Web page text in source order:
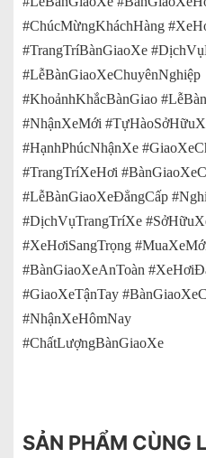
#ChúcMừngKháchHàng
#TrangTríBànGiaoXe
#LễBànGiaoXeChuyênNghiệp
#KhoảnhKhắcBànGiao
#NhậnXeMới
#HạnhPhúcNhậnXe
#TrangTríXeHơi
#LễBànGiaoXeĐẳngCấp
#DịchVụTrangTríXe
#XeHơiSangTrọng
#BànGiaoXeAnToàn
#GiaoXeTậnTay
#NhậnXeHômNay
#ChấtLượngBànGiaoXe
SẢN PHẨM CÙNG